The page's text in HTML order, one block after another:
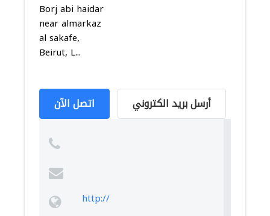
Borj abi haidar
near almarkaz
al sakafe,
Beirut, L...
اتصل الآن أرسل بريد الكتروني
http://